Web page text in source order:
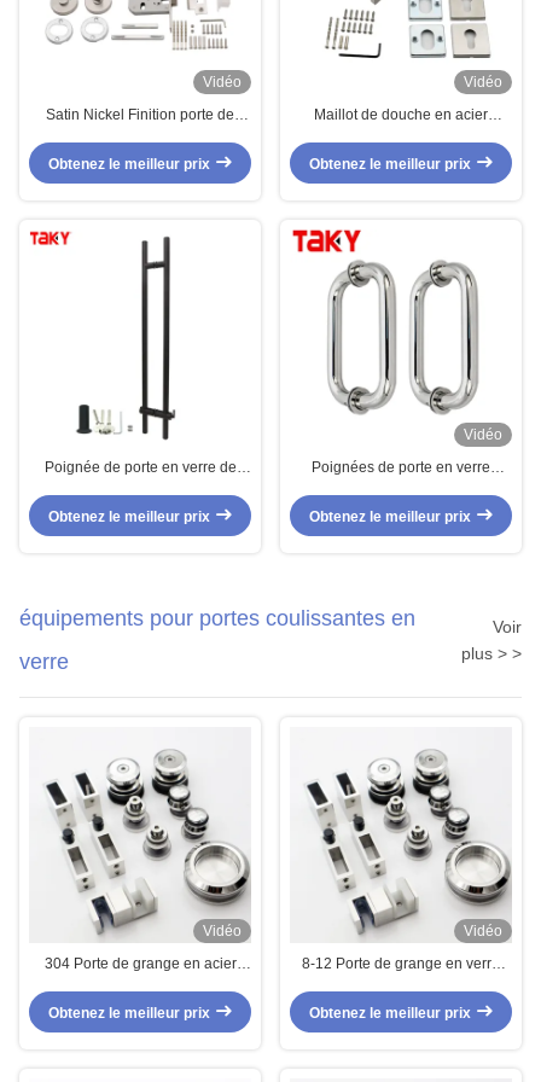
Vidéo
Satin Nickel Finition porte de
304 acier inoxydable poignée
tubulaire ensemble de
Obtenez le meilleur prix
Vidéo
Maillot de douche en acier
Obtenez le meilleur prix
Poignée de porte en verre de
style moderne pour douche et
Obtenez le meilleur prix
Vidéo
Poignées de porte en verre
d'usine, en acier inoxydable 304,
pour salle de bains et douche,
Obtenez le meilleur prix
équipements pour portes coulissantes en
verre
Voir
plus > >
Vidéo
304 Porte de grange en acier
les autres installations en
Obtenez le meilleur prix
Vidéo
8-12 Porte de grange en verre
inoxydable 304
Obtenez le meilleur prix